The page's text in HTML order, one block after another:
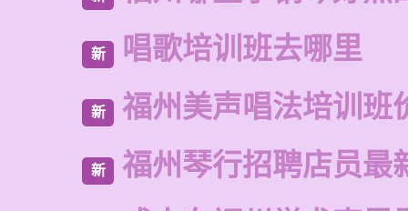
新 唱歌培训班去哪里
新 福州美声唱法培训班
新 福州琴行招聘店员最